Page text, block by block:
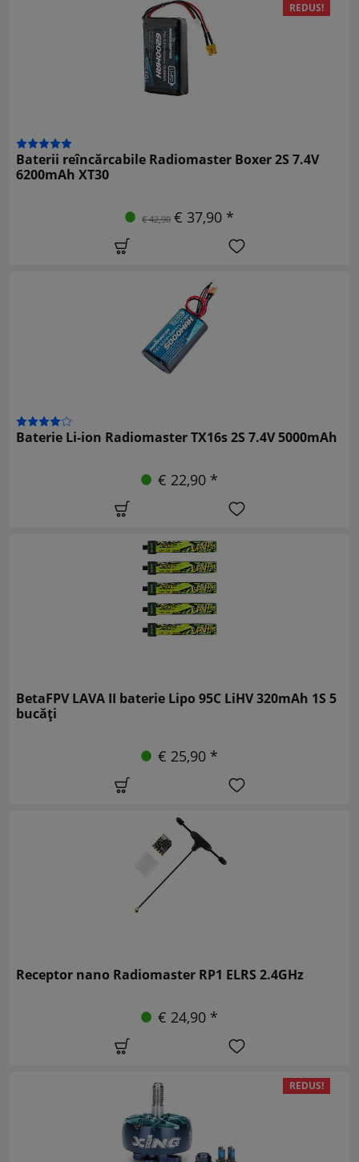
REDUS!
Baterii reîncărcabile Radiomaster Boxer 2S 7.4V
6200mAh XT30
€ 42,90 € 37,90 *
Baterie Li-ion Radiomaster TX16s 2S 7.4V 5000mAh
€ 22,90 *
BetaFPV LAVA II baterie Lipo 95C LiHV 320mAh 1S 5
bucăți
€ 25,90 *
Receptor nano Radiomaster RP1 ELRS 2.4GHz
€ 24,90 *
REDUS!